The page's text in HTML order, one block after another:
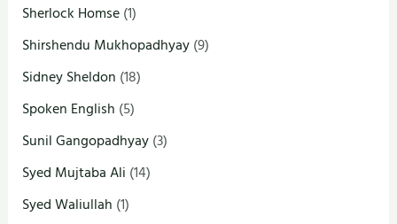
Sherlock Homse(1)
Shirshendu Mukhopadhyay(9)
Sidney Sheldon (18)
Spoken English (5)
Sunil Gangopadhyay(3)
Syed Mujtaba Ali (14)
Syed Waliullah (1)